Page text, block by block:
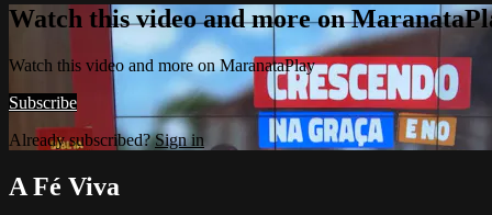
Watch this video and more on
Watch this video and more on MaranataPlay
Subscribe
Already subscribed?Sign in
A Fé Viva